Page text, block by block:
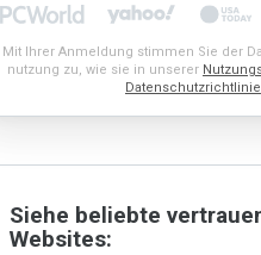
Mit Ihrer Anmeldung stimmen Sie der
nutzung zu, wie sie in unserer
Datenschutzrichtlinie
Siehe beliebte
Websites: